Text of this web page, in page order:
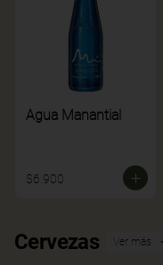
Agua Manantial
$6.900
Cervezas Ver más